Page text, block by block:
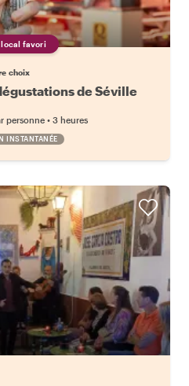
local favori
choix
de Séville
personne • 3 heures
INSTANTANÉE